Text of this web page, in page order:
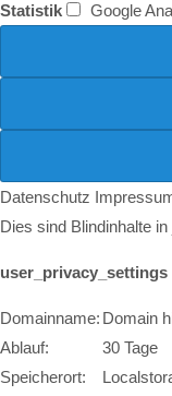
Statistik
Google
Datenschutz
Dies sind Blindinhalte
user_privacy_settings
Domainname: Domain
Ablauf:
30 Tage
Speicherort: